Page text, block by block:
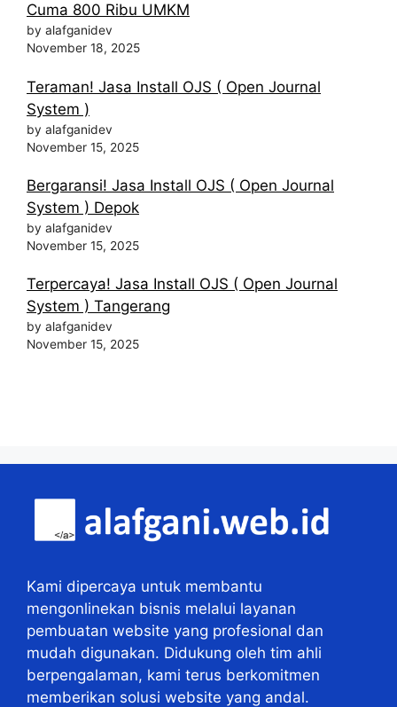
Cuma 800 Ribu UMKM
by alafganidev
November 18, 2025
Teraman! Jasa Install OJS ( Open Journal
System )
by alafganidev
November 15, 2025
Bergaransi! Jasa Install OJS ( Open Journal
System ) Depok
by alafganidev
November 15, 2025
Terpercaya! Jasa Install OJS ( Open Journal
System ) Tangerang
by alafganidev
November 15, 2025
Kami dipercaya untuk membantu
mengonlinekan bisnis melalui layanan
pembuatan website yang profesional dan
mudah digunakan. Didukung oleh tim ahli
berpengalaman, kami terus berkomitmen
memberikan solusi website yang andal.